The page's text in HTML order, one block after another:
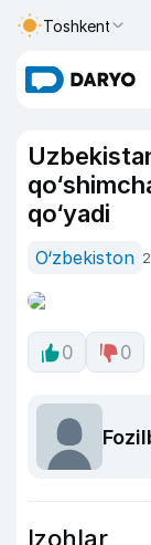
Toshkent
qo‘yadi
O‘zbekiston
0 0
Izohlar